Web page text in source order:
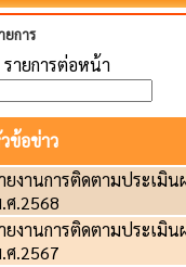
ยการ
รายการต่อหน้า
ข้อข่าว
ยงานการติดตามประเมิ
ศ.2568
ยงานการติดตามประเมิ
ศ.2567